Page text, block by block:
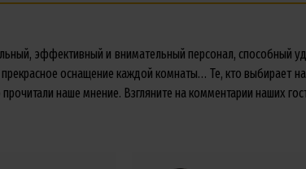
эффективный и внимательный персонал, способный
оснащение каждой комнаты… Те, кто выбирает
наше мнение. Взгляните на комментарии наших